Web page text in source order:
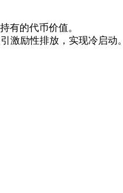
有的代币价值。
激励性排放，实现冷启动。